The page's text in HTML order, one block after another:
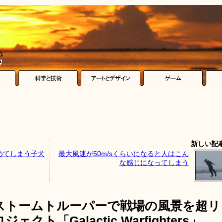
てしまう子犬
新しい記
最大風速が50m/sくらいになると人はこん
な感じになってしまう
ームトルーパーで戦場の風景を超リ